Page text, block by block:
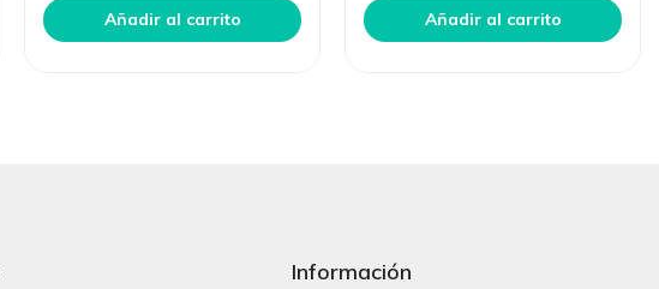
Añadir al carrito Añadir al carrito
Información